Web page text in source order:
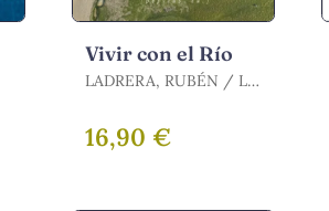
Vivir con el Río
LADRERA, RUBÉN / LA
16,90 €